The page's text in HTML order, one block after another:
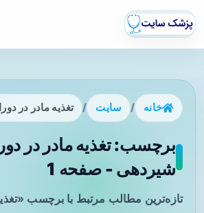
خانه / سایت / تغذیه مادر در
برچسب: تغذیه مادر در
شیردهی - صفحه 1
تازه‌ترین مطالب مرتبط با برچسب